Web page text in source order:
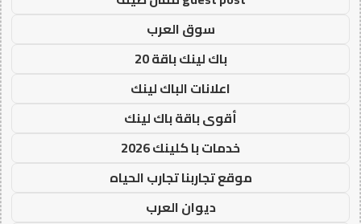
سوق العرب
باك لينك باقة 20
اعلانات الباك لينك
أقوى باقة باك لينك
خدمات با كلينك 2026
موقع تجاربنا تجارب الحياه
ديوان العرب